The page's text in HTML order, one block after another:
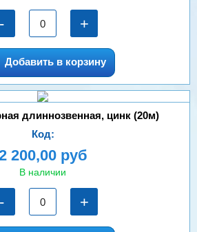
- +
Добавить в корзину
длиннозвенная, цинк (20м)
Код:
200,00 руб
В наличии
- +